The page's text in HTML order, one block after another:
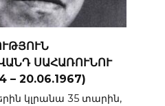
ՍԱՀԱՌՈՒՆՈՒ
– 20.06.1967)
կլրանա 35 տարին,